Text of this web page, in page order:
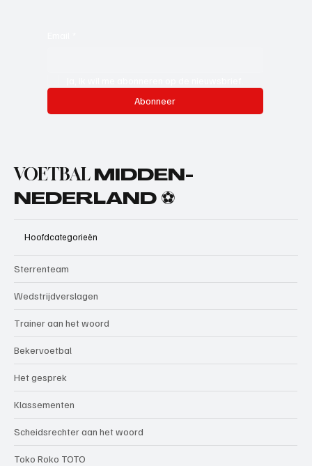
Abonneer
VOETBAL MIDDEN-
NEDERLAND ⚽
Hoofdcategorieën
Sterrenteam
Wedstrijdverslagen
Trainer aan het woord
Bekervoetbal
Het gesprek
Klassementen
Scheidsrechter aan het woord
Toko Roko TOTO